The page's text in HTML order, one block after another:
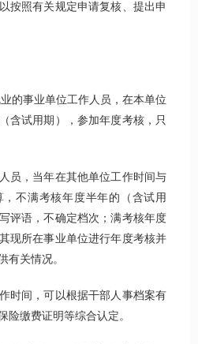
按照有关规定申请复核、提出申
事业单位工作人员，在本单位
含试用期），参加年度考核，只
，当年在其他单位工作时间与
不满考核年度半年的（含试用
评语，不确定档次；满考核年度
现所在事业单位进行年度考核并
有关情况。
间，可以根据干部人事档案有
险缴费证明等综合认定。